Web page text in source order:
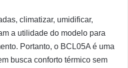
climatizar, umidificar,
a utilidade do modelo para
Portanto, o BCL05A é uma
busca conforto térmico sem